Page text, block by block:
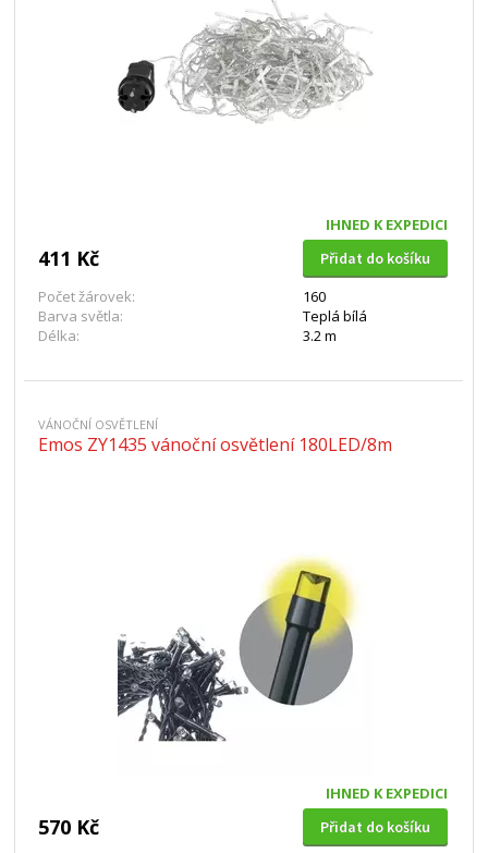
IHNED K EXPEDICI
411 Kč
Přidat do košíku
Počet žárovek:
160
Barva světla:
Teplá bílá
Délka:
3.2 m
VÁNOČNÍ OSVĚTLENÍ
Emos ZY1435 vánoční osvětlení 180LED/8m
IHNED K EXPEDICI
570 Kč Přidat do košíku